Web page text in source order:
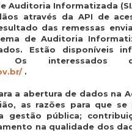
Auditoria Informatizada
através da API de
das remessas
de Auditoria
Estão disponíveis
Os
.
a abertura de dados na
as razões para que
gestão pública;
na qualidade dos